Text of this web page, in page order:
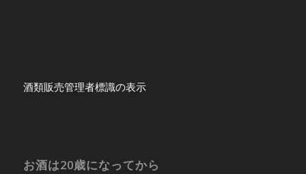
酒類販売管理者標識の表示
お酒は20歳になってから